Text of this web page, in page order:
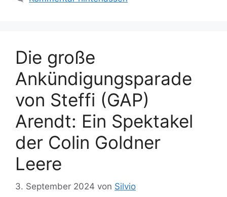
r
t
e
Die große
Ankündigungsparade
von Steffi (GAP)
Arendt: Ein Spektakel
der Colin Goldner
Leere
3. September 2024 von Silvio